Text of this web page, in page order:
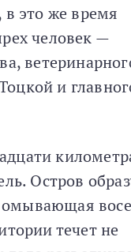
это же время
человек —
и
Остров
омывающая
течет не